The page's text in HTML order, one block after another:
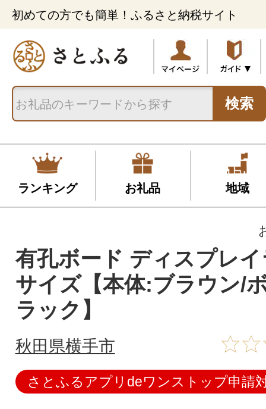
初めての方でも簡単！ふるさと納税サイト
検索
ランキング お礼品 地域
有孔ボード ディスプレ
サイズ【本体:ブラウン/
ラック】
秋田県横手市
さとふるアプリdeワンストップ申請